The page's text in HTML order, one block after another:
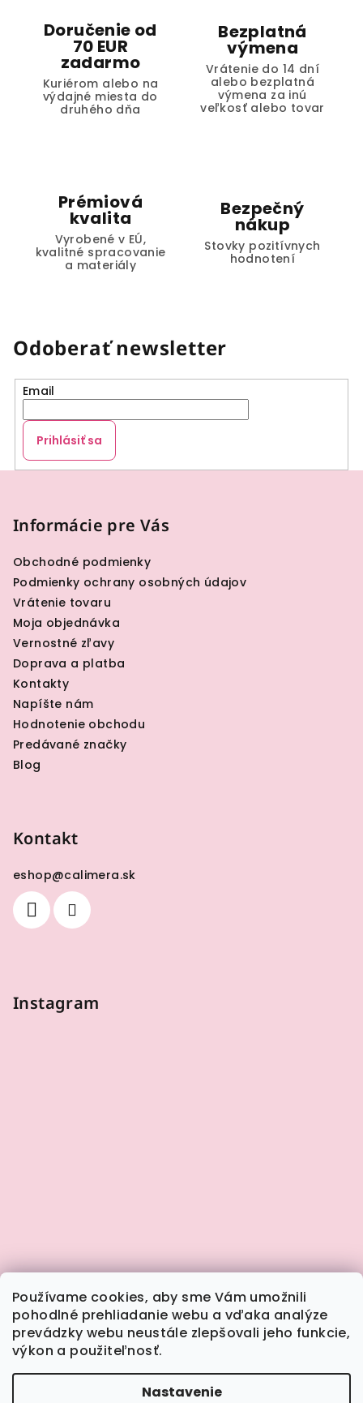
Používame cookies, aby sme Vám umožnili
pohodlné prehliadanie webu a vďaka analýze
prevádzky webu neustále zlepšovali jeho funkcie,
výkon a použiteľnosť.
Nastavenie
Doručenie od
70 EUR
zadarmo
Kuriérom alebo na
výdajné miesta do
druhého dňa
Bezplatná
výmena
Vrátenie do 14 dní
alebo bezplatná
výmena za inú
veľkosť alebo tovar
Prémiová
kvalita
Vyrobené v EÚ,
kvalitné spracovanie
a materiály
Bezpečný
nákup
Stovky pozitívnych
hodnotení
Odoberať newsletter
Email
Prihlásiť sa
Informácie pre Vás
Obchodné podmienky
Podmienky ochrany osobných údajov
Vrátenie tovaru
Moja objednávka
Vernostné zľavy
Doprava a platba
Kontakty
Napíšte nám
Hodnotenie obchodu
Predávané značky
Blog
Kontakt
eshop@calimera.sk
Instagram
Sledovať na Instagrame